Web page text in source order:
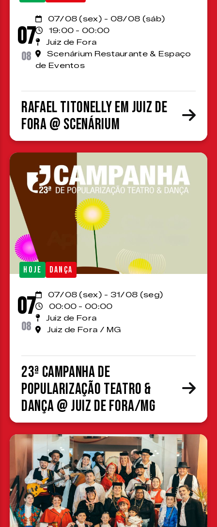
07
08
07/08 (sex) - 08/08 (sáb)
19:00 - 00:00
Juiz de Fora
Scenárium Restaurante & Espaço
de Eventos
Rafael Titonelly em Juiz de
Fora @ Scenárium
HOJE DANÇA
07
08
07/08 (sex) - 31/08 (seg)
00:00 - 00:00
Juiz de Fora
Juiz de Fora / MG
23ª Campanha de
Popularização Teatro &
Dança @ Juiz de Fora/MG